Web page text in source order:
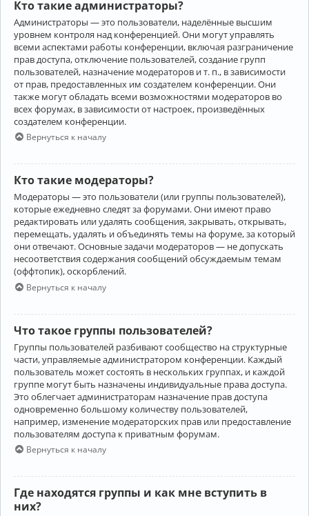
Кто такие администраторы?
Администраторы — это пользователи, наделённые высшим
уровнем контроля над конференцией. Они могут управлять
всеми аспектами работы конференции, включая разграничение
прав доступа, отключение пользователей, создание групп
пользователей, назначение модераторов и т. п., в зависимости
от прав, предоставленных им создателем конференции. Они
также могут обладать всеми возможностями модераторов во
всех форумах, в зависимости от настроек, произведённых
создателем конференции.
Вернуться к началу
Кто такие модераторы?
Модераторы — это пользователи (или группы пользователей),
которые ежедневно следят за форумами. Они имеют право
редактировать или удалять сообщения, закрывать, открывать,
перемещать, удалять и объединять темы на форуме, за который
они отвечают. Основные задачи модераторов — не допускать
несоответствия содержания сообщений обсуждаемым темам
(оффтопик), оскорблений.
Вернуться к началу
Что такое группы пользователей?
Группы пользователей разбивают сообщество на структурные
части, управляемые администратором конференции. Каждый
пользователь может состоять в нескольких группах, и каждой
группе могут быть назначены индивидуальные права доступа.
Это облегчает администраторам назначение прав доступа
одновременно большому количеству пользователей,
например, изменение модераторских прав или предоставление
пользователям доступа к приватным форумам.
Вернуться к началу
Где находятся группы и как мне вступить в
них?